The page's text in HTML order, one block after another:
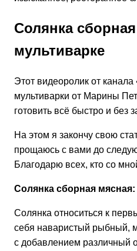
Солянка
мультиварке
Этот видеоролик от
мультиварки от Марины
готовить всё быстро и без
На этом я закончу свою
прощаюсь с вами до
Благодарю всех, кто со
Солянка сборная
Солянка относиться к
себя наваристый рыбный,
с добавлением различный